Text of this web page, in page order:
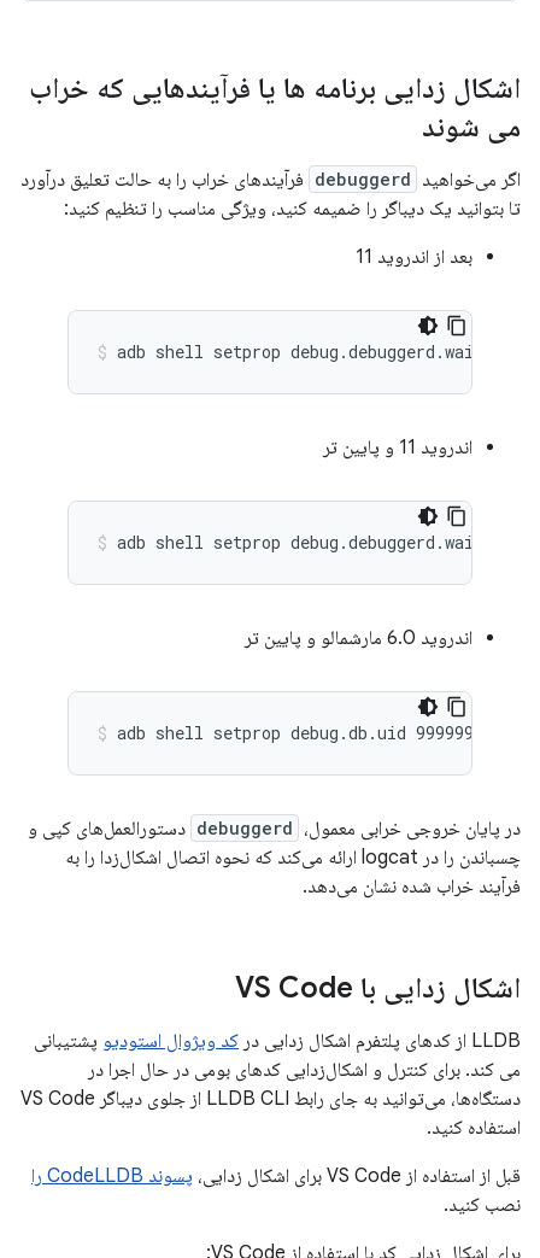
اشکال زدایی برنامه ها یا فرآیندهایی که خراب
می شوند
اگر می‌خواهید debuggerd فرآیندهای خراب را به حالت تعلیق درآورد
تا بتوانید یک دیباگر را ضمیمه کنید، ویژگی مناسب را تنظیم کنید:
بعد از اندروید 11
adb shell setprop
اندروید 11 و پایین تر
adb shell setprop
اندروید 6.0 مارشمالو و پایین تر
adb shell setprop debug.db.uid 999999
در پایان خروجی خرابی معمول، debuggerd دستورالعمل‌های کپی و
چسباندن را در logcat ارائه می‌کند که نحوه اتصال اشکال‌زدا را به
فرآیند خراب شده نشان می‌دهد.
اشکال زدایی با VS Code
LLDB از کدهای پلتفرم اشکال زدایی در کد ویژوال استودیو پشتیبانی
می کند. برای کنترل و اشکال‌زدایی کدهای بومی در حال اجرا در
دستگاه‌ها، می‌توانید به جای رابط LLDB CLI از جلوی دیباگر VS Code
استفاده کنید.
قبل از استفاده از VS Code برای اشکال زدایی،
پسوند CodeLLDB را
نصب کنید.
برای اشکال زدایی کد با استفاده از VS Code: